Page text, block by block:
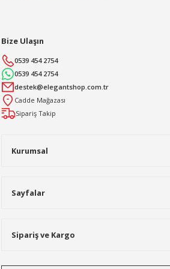
Kurumsal
Sayfalar
Sipariş ve Kargo
Bize Ulaşın
0539 454 2754
0539 454 2754
destek@elegantshop.com.tr
Cadde Mağazası
Sipariş Takip